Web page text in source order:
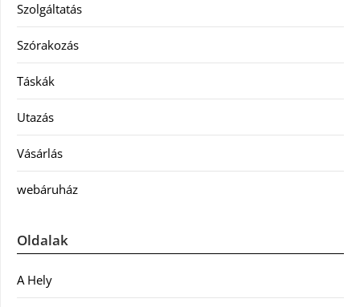
Szolgáltatás
Szórakozás
Táskák
Utazás
Vásárlás
webáruház
Oldalak
A Hely